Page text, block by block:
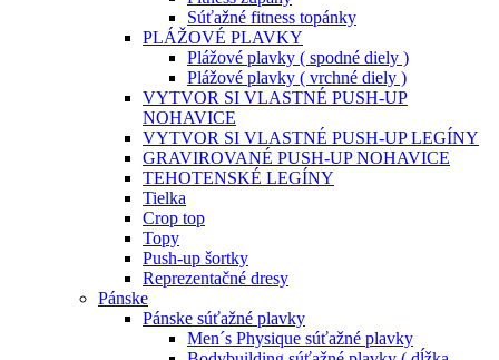
Súťažné fitness topánky
PLÁŽOVÉ PLAVKY
Plážové plavky ( spodné diely )
Plážové plavky ( vrchné diely )
VYTVOR SI VLASTNÉ PUSH-UP
NOHAVICE
VYTVOR SI VLASTNÉ PUSH-UP LEGÍNY
GRAVIROVANÉ PUSH-UP NOHAVICE
TEHOTENSKÉ LEGÍNY
Tielka
Crop top
Topy
Push-up šortky
Reprezentačné dresy
Pánske
Pánske súťažné plavky
Men´s Physique súťažné plavky